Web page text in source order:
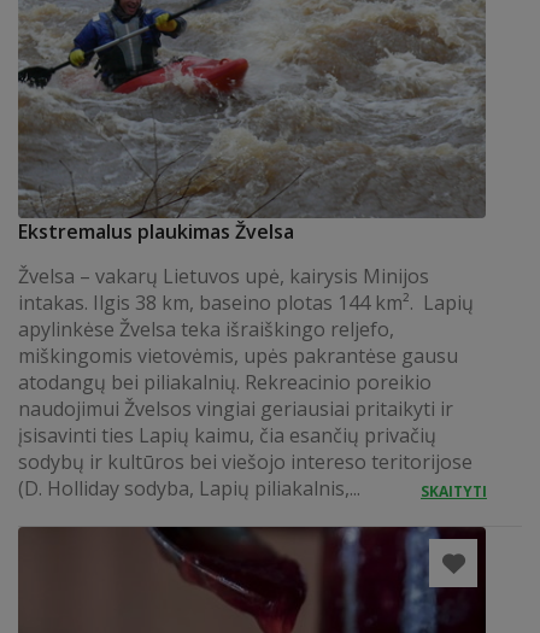
Ekstremalus plaukimas Žvelsa
Žvelsa – vakarų Lietuvos upė, kairysis Minijos
intakas. Ilgis 38 km, baseino plotas 144 km². Lapių
apylinkėse Žvelsa teka išraiškingo reljefo,
miškingomis vietovėmis, upės pakrantėse gausu
atodangų bei piliakalnių. Rekreacinio poreikio
naudojimui Žvelsos vingiai geriausiai pritaikyti ir
įsisavinti ties Lapių kaimu, čia esančių privačių
sodybų ir kultūros bei viešojo intereso teritorijose
(D. Holliday sodyba, Lapių piliakalnis,...
SKAITYTI